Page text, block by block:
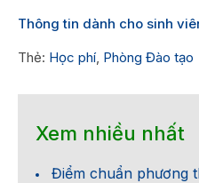
Thông tin dành cho sinh
Thẻ: Học phí, Phòng Đào tạo
Xem nhiều nhất
Điểm chuẩn phương